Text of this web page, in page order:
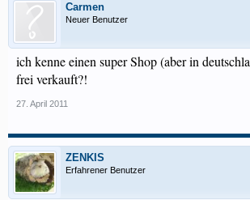
Carmen
Neuer Benutzer
ich kenne einen super Shop (aber in
frei verkauft?!
27. April 2011
ZENKIS
Erfahrener Benutzer